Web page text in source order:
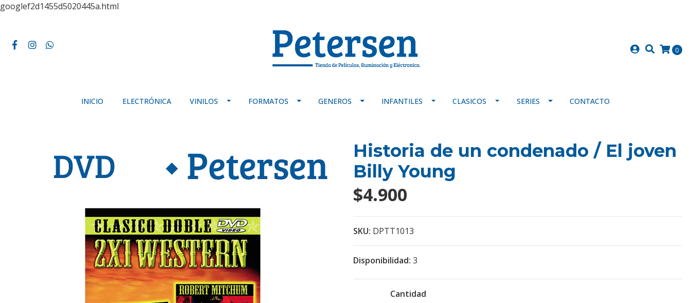
googlef2d1455d5020445a.html
0
INICIO ELECTRÓNICA VINILOS FORMATOS GENEROS INFANTILES CLASICOS SERIES CONTACTO
Historia de un condenado / El joven
Billy Young
$4.900
SKU: DPTT1013
Disponibilidad: 3
Cantidad